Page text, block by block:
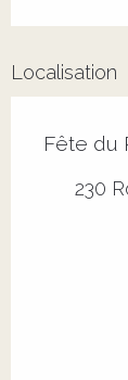
Localisation
Fête du
230